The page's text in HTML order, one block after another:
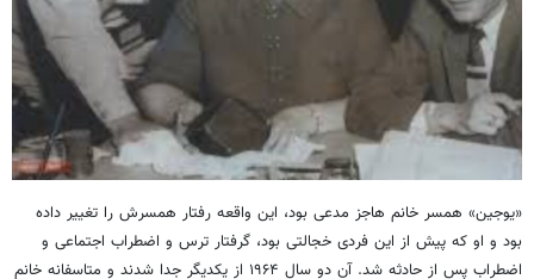
«یوجین» همسر خانم هاجز مدعی بود، این واقعه رفتار همسرش را تغییر داده
بود و او که پیش از این فردی خجالتی بود، گرفتار ترس و اضطراب اجتماعی و
اضطراب پس از حادثه شد. آن دو سال ۱۹۶۴ از یکدیگر جدا شدند و متاسفانه خانم